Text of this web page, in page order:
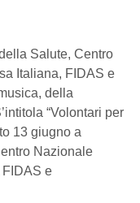
Salute, Centro
Italiana, FIDAS e
della
“Volontari per
13 giugno a
Nazionale
FIDAS e